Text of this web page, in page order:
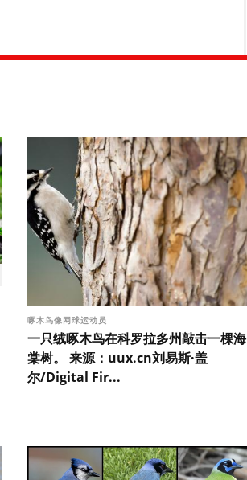
啄木鸟像网球运动员
一只绒啄木鸟在科罗拉多州敲击一棵海
棠树。 来源：uux.cn刘易斯·盖
尔/Digital Fir...